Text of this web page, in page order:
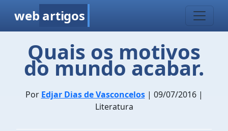
web artigos
Quais os motivos
do mundo acabar.
Por Edjar Dias de Vasconcelos| 09/07/2016 |
Literatura